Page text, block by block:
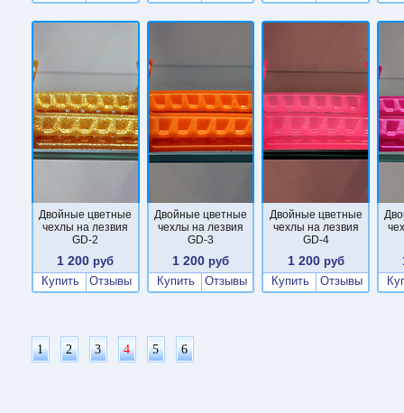
Двойные цветные
чехлы на лезвия
GD-2
1 200 руб
Купить
Отзывы
Двойные цветные
чехлы на лезвия
GD-3
1 200 руб
Купить
Отзывы
Двойные цветные
чехлы на лезвия
GD-4
1 200руб
Купить
Отзывы
1 2 3 4 5 6